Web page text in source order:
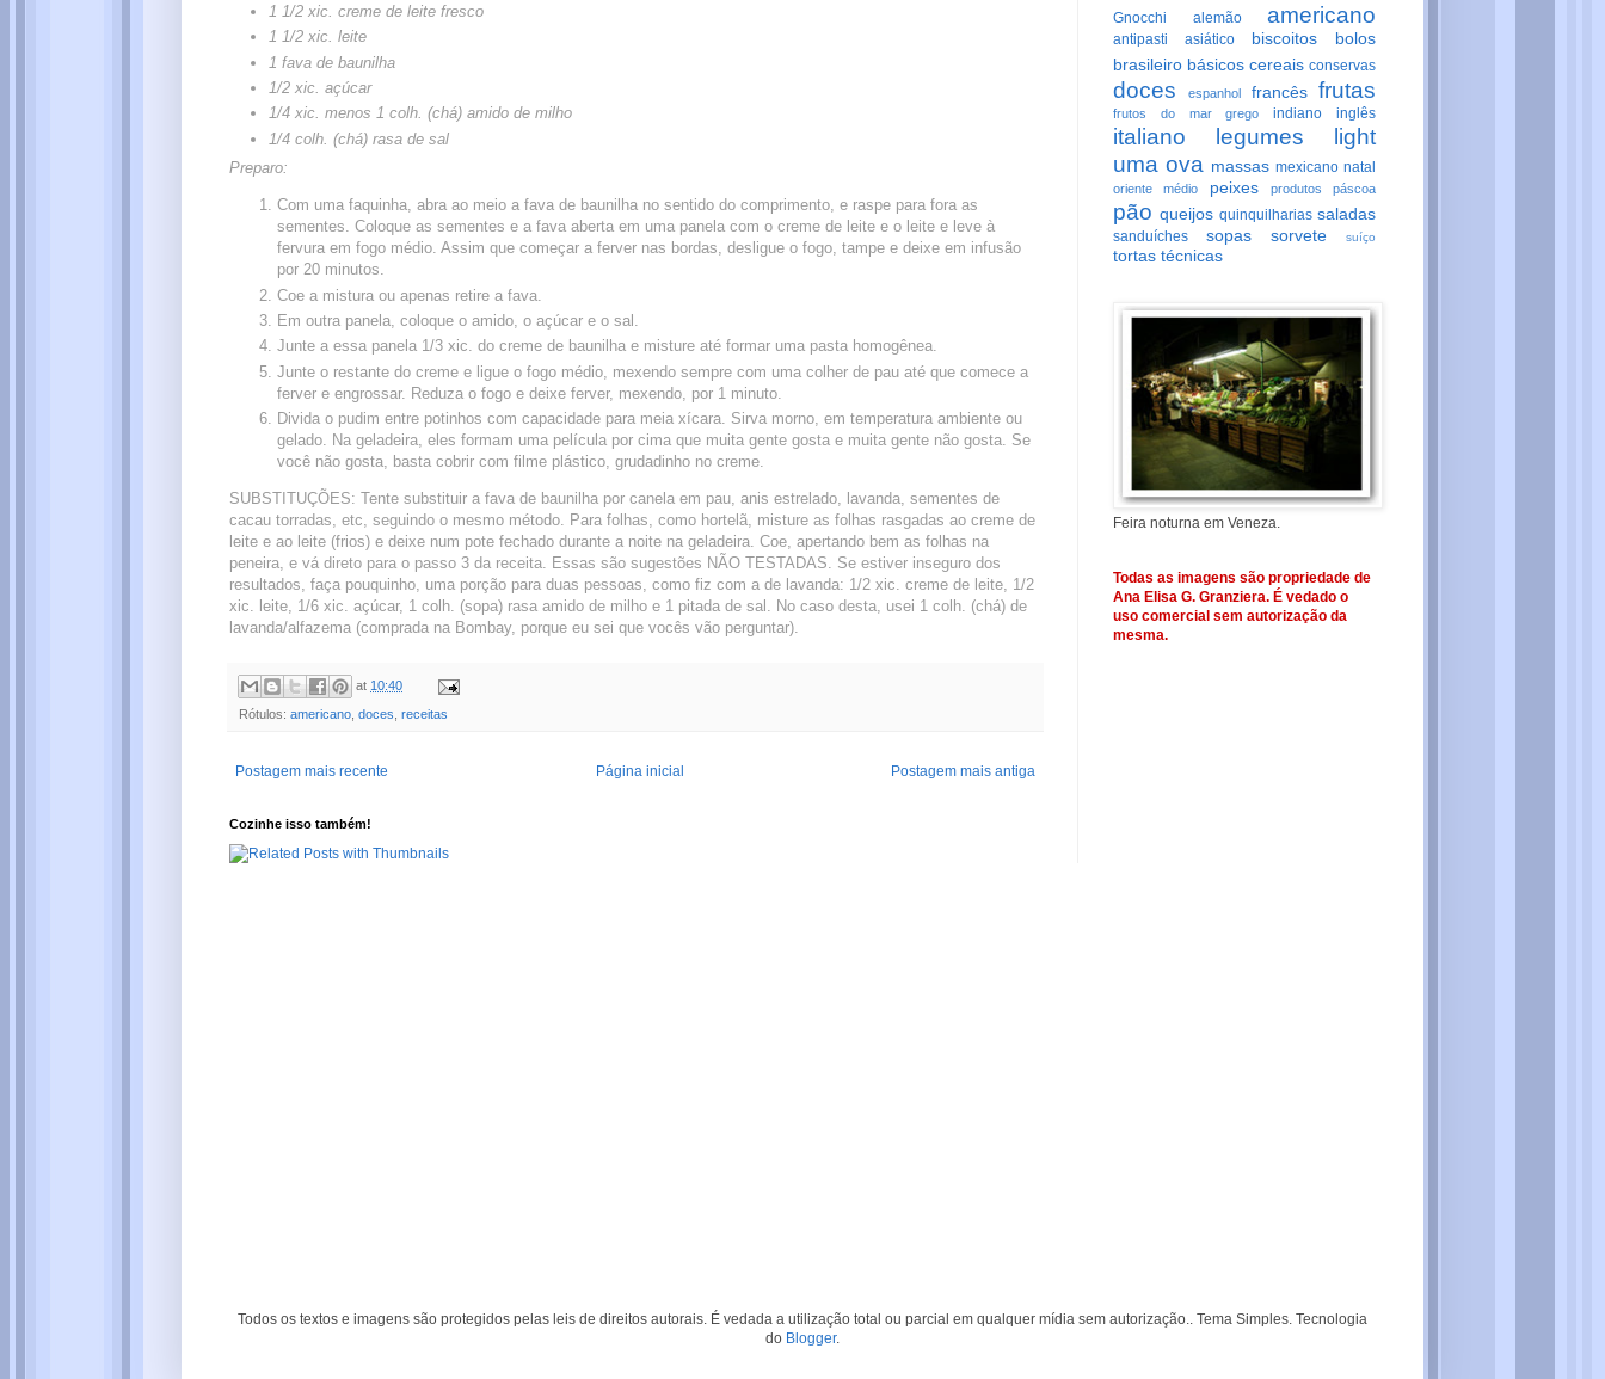
1 1/2 xic. creme de leite fresco
1 1/2 xic. leite
1 fava de baunilha
1/2 xic. açúcar
1/4 xic. menos 1 colh. (chá) amido de milho
1/4 colh. (chá) rasa de sal
Preparo:
Com uma faquinha, abra ao meio a fava de baunilha no sentido do comprimento, e raspe para fora as
sementes. Coloque as sementes e a fava aberta em uma panela com o creme de leite e o leite e leve à
fervura em fogo médio. Assim que começar a ferver nas bordas, desligue o fogo, tampe e deixe em infusão
por 20 minutos.
Coe a mistura ou apenas retire a fava.
Em outra panela, coloque o amido, o açúcar e o sal.
Junte a essa panela 1/3 xic. do creme de baunilha e misture até formar uma pasta homogênea.
Junte o restante do creme e ligue o fogo médio, mexendo sempre com uma colher de pau até que comece a
ferver e engrossar. Reduza o fogo e deixe ferver, mexendo, por 1 minuto.
Divida o pudim entre potinhos com capacidade para meia xícara. Sirva morno, em temperatura ambiente ou
gelado. Na geladeira, eles formam uma película por cima que muita gente gosta e muita gente não gosta. Se
você não gosta, basta cobrir com filme plástico, grudadinho no creme.
SUBSTITUÇÕES: Tente substituir a fava de baunilha por canela em pau, anis estrelado, lavanda, sementes de
cacau torradas, etc, seguindo o mesmo método. Para folhas, como hortelã, misture as folhas rasgadas ao creme de
leite e ao leite (frios) e deixe num pote fechado durante a noite na geladeira. Coe, apertando bem as folhas na
peneira, e vá direto para o passo 3 da receita. Essas são sugestões NÃO TESTADAS. Se estiver inseguro dos
resultados, faça pouquinho, uma porção para duas pessoas, como fiz com a de lavanda: 1/2 xic. creme de leite, 1/2
xic. leite, 1/6 xic. açúcar, 1 colh. (sopa) rasa amido de milho e 1 pitada de sal. No caso desta, usei 1 colh. (chá) de
lavanda/alfazema (comprada na Bombay, porque eu sei que vocês vão perguntar).
at 10:40
Rótulos: americano doces receitas
Postagem mais recente Postagem mais antiga
Página inicial
Cozinhe isso também!
Gnocchi alemão americano
antipasti asiático biscoitos
bolos
brasileiro básicos cereais conservas
doces espanhol francês frutas
frutos do mar grego indiano inglês
italiano legumes
light
uma ova massas mexicano natal
oriente médio peixes produtos páscoa
pão queijos quinquilharias saladas
sanduíches sopas sorvete suíço
tortas técnicas
Feira noturna em Veneza.
Todas as imagens são propriedade de
Ana Elisa G. Granziera. É vedado o
uso comercial sem autorização da
mesma.
Todos os textos e imagens são protegidos pelas leis de direitos autorais. É vedada a utilização total ou parcial em qualquer mídia sem autorização.. Tema Simples. Tecnologia
do Blogger.